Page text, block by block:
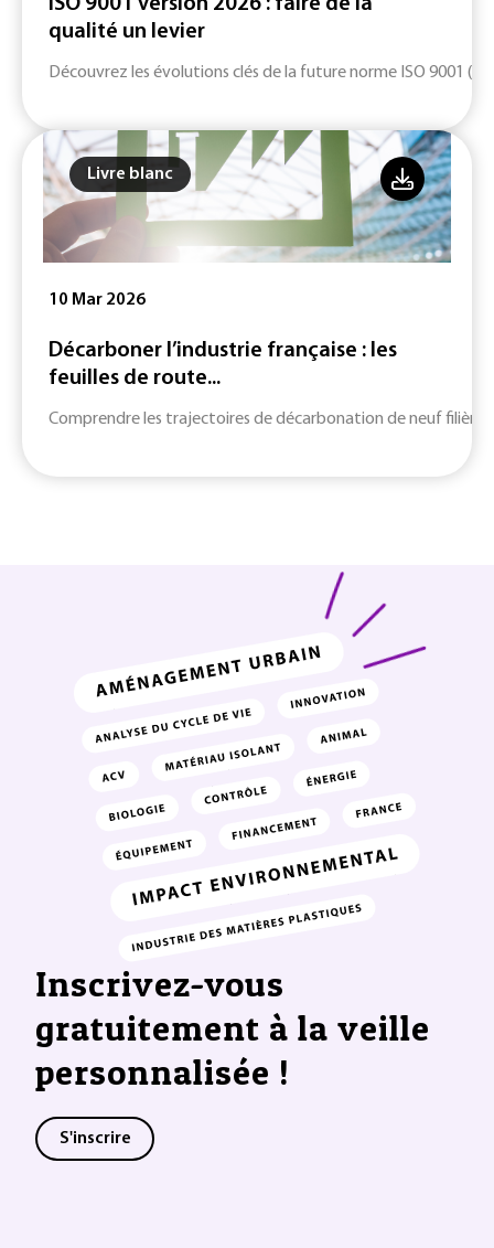
ISO 9001 version 2026 : faire de la
qualité un levier
Découvrez les évolutions clés de la future norme ISO 9001
Livre blanc
10 Mar 2026
Décarboner l’industrie française : les
feuilles de route...
Comprendre les trajectoires de décarbonation de neuf
Inscrivez-vous
gratuitement à la veille
personnalisée !
S'inscrire